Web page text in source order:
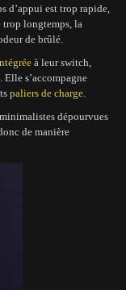
d’appui est trop rapide,
trop longtemps, la
de brûlé.
à leur switch,
s’accompagne
paliers de charge.
dépourvues
de manière